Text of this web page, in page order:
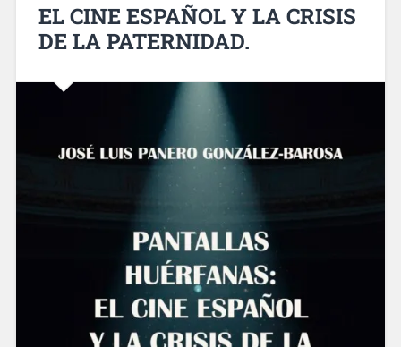
EL CINE ESPAÑOL Y LA CRISIS
DE LA PATERNIDAD.